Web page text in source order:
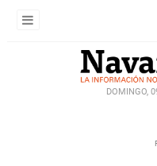
DOMINGO,